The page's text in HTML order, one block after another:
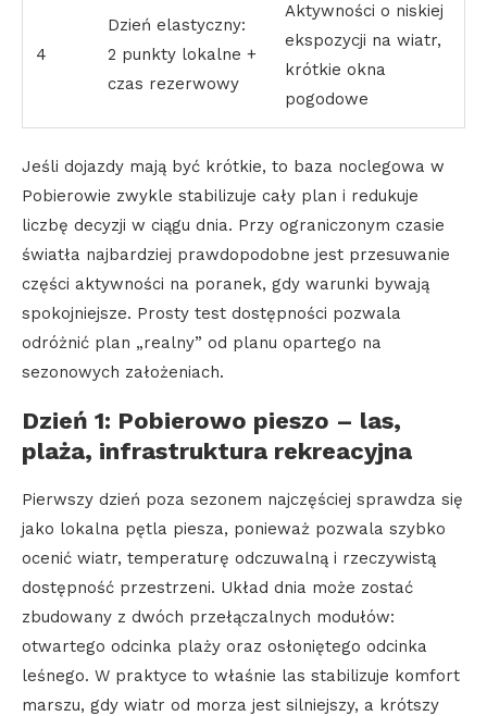
4
Dzień elastyczny:
2 punkty lokalne +
czas rezerwowy
Aktywności o niskiej
ekspozycji na wiatr,
krótkie okna
pogodowe
Jeśli dojazdy mają być krótkie, to baza noclegowa w
Pobierowie zwykle stabilizuje cały plan i redukuje
liczbę decyzji w ciągu dnia. Przy ograniczonym czasie
światła najbardziej prawdopodobne jest przesuwanie
części aktywności na poranek, gdy warunki bywają
spokojniejsze. Prosty test dostępności pozwala
odróżnić plan „realny” od planu opartego na
sezonowych założeniach.
Dzień 1: Pobierowo pieszo – las,
plaża, infrastruktura rekreacyjna
Pierwszy dzień poza sezonem najczęściej sprawdza się
jako lokalna pętla piesza, ponieważ pozwala szybko
ocenić wiatr, temperaturę odczuwalną i rzeczywistą
dostępność przestrzeni. Układ dnia może zostać
zbudowany z dwóch przełączalnych modułów:
otwartego odcinka plaży oraz osłoniętego odcinka
leśnego. W praktyce to właśnie las stabilizuje komfort
marszu, gdy wiatr od morza jest silniejszy, a krótszy